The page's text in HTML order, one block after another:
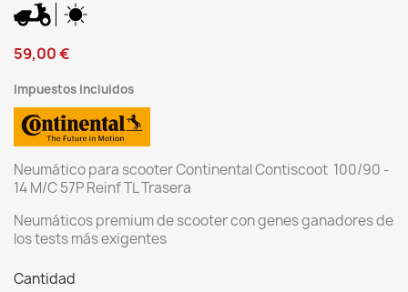
59,00 €
Impuestos incluidos
Neumático para scooter Continental Contiscoot 100/90 -
14 M/C 57P Reinf TL Trasera
Neumáticos premium de scooter con genes ganadores de
los tests más exigentes
Cantidad